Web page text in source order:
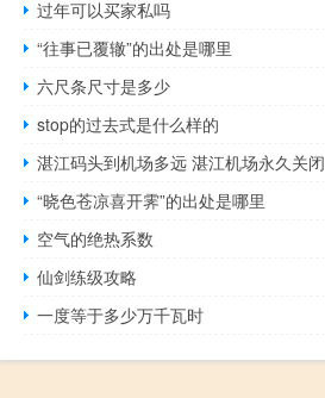
过年可以买家私吗
“往事已覆辙”的出处是哪里
六尺条尺寸是多少
stop的过去式是什么样的
湛江码头到机场多远 湛江机场永久关闭
“晓色苍凉喜开霁”的出处是哪里
空气的绝热系数
仙剑练级攻略
一度等于多少万千瓦时